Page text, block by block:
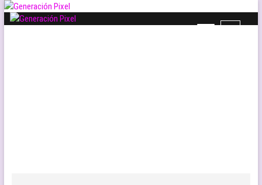
Saltar
B